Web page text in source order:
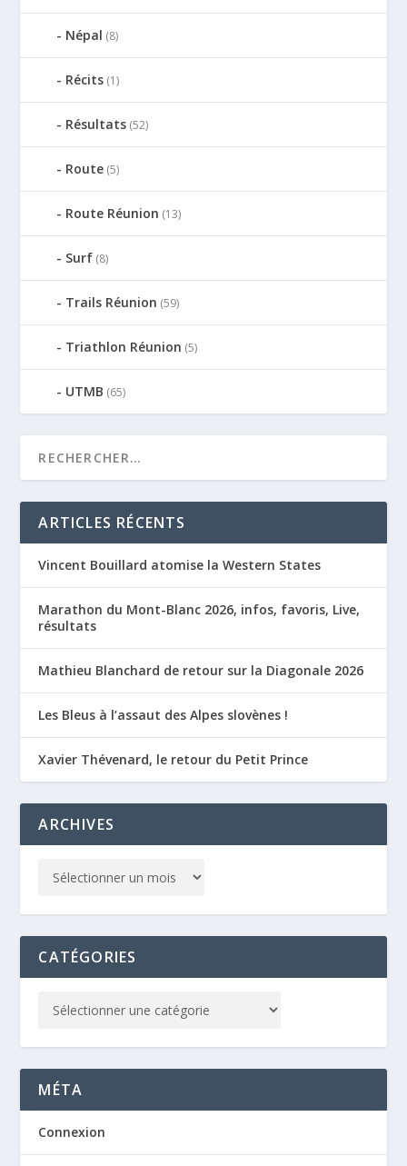
Népal (8)
Récits (1)
Résultats (52)
Route (5)
Route Réunion (13)
Surf (8)
Trails Réunion (59)
Triathlon Réunion (5)
UTMB (65)
ARTICLES RÉCENTS
Vincent Bouillard atomise la Western States
Marathon du Mont-Blanc 2026, infos, favoris, Live,
résultats
Mathieu Blanchard de retour sur la Diagonale 2026
Les Bleus à l’assaut des Alpes slovènes !
Xavier Thévenard, le retour du Petit Prince
ARCHIVES
CATÉGORIES
MÉTA
Connexion